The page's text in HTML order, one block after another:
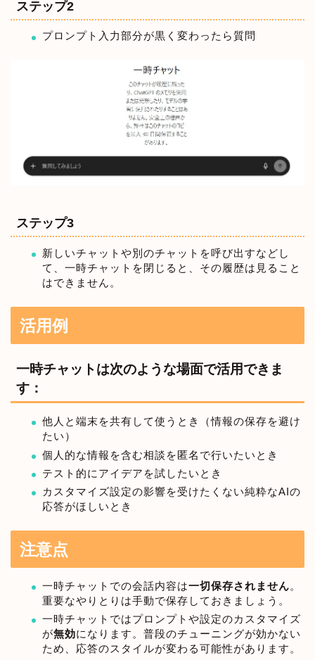
ステップ2
プロンプト入力部分が黒く変わったら質問
ステップ3
新しいチャットや別のチャットを呼び出すなどし
て、一時チャットを閉じると、その履歴は見ること
はできません。
活用例
一時チャットは次のような場面で活用できま
す：
他人と端末を共有して使うとき（情報の保存を避け
たい）
個人的な情報を含む相談を匿名で行いたいとき
テスト的にアイデアを試したいとき
カスタマイズ設定の影響を受けたくない純粋なAIの
応答がほしいとき
注意点
一時チャットでの会話内容は一切保存されません。
重要なやりとりは手動で保存しておきましょう。
一時チャットではプロンプトや設定のカスタマイズ
が無効になります。普段のチューニングが効かない
ため、応答のスタイルが変わる可能性があります。